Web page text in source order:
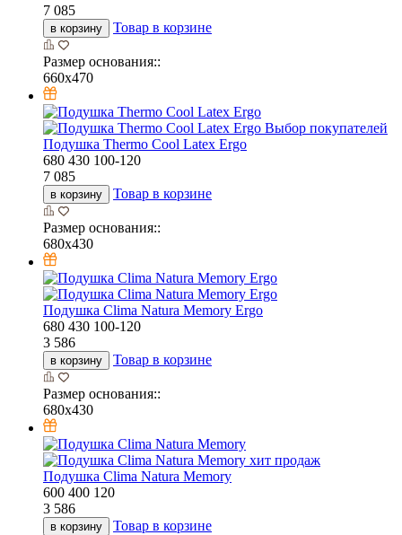
7 085
в корзину Товар в корзине
Размер основания::
660х470
Выбор покупателей
Подушка Thermo Cool Latex Ergo
680 430 100-120
7 085
в корзину Товар в корзине
Размер основания::
680х430
Подушка Clima Natura Memory Ergo
680 430 100-120
3 586
в корзину Товар в корзине
Размер основания::
680х430
хит продаж
Подушка Clima Natura Memory
600 400 120
3 586
в корзину Товар в корзине